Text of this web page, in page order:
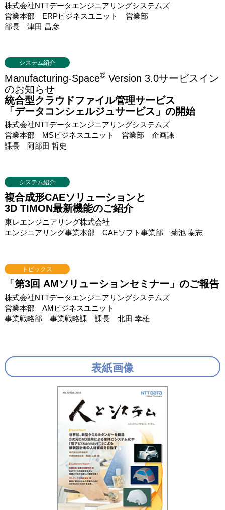
株式会社NTTデータエンジニアリングシステムズ
営業本部 ERPビジネスユニット 営業部
部長 津田 昌彦
システム紹介
Manufacturing-Space®Version 3.0サービスイン
のお知らせ
統合型クラウドファイル管理サービス
「データコンシェルジュサービス」の開始
株式会社NTTデータエンジニアリングシステムズ
営業本部 MSビジネスユニット 営業部 企画課
課長 阿部田 哲史
システム紹介
複合成形CAEソリューションと
3D TIMON最新機能のご紹介
東レエンジニアリング株式会社
エンジニアリング事業本部 CAEソフト事業部 菊池 泰志
トピックス
「第3回 AMソリューションセミナー」のご報告
株式会社NTTデータエンジニアリングシステムズ
営業本部 AMビジネスユニット
事業戦略部 事業戦略課 課長 北田 幸雄
表紙画像